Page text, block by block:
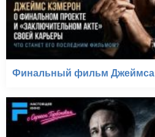
Финальный фильм Джеймса